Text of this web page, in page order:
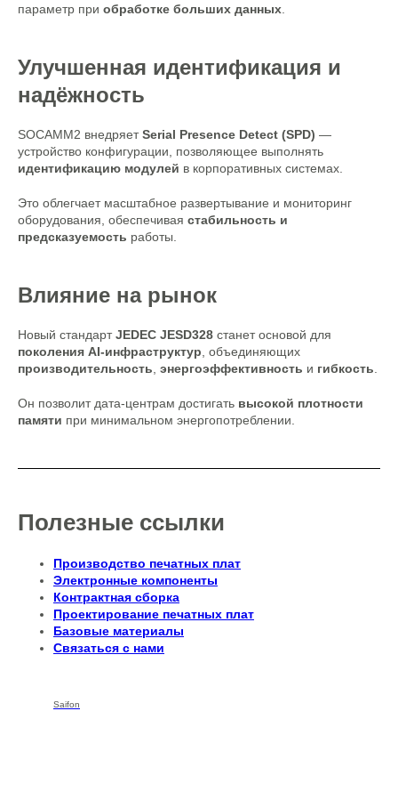
параметр при обработке больших данных
Улучшенная идентификация и
надёжность
SOCAMM2 внедряетSerial Presence Detect (SPD) —
устройство конфигурации, позволяющее выполнять
идентификацию модулей в корпоративных системах.
Это облегчает масштабное развертывание и мониторинг
оборудования, обеспечивая стабильность и
предсказуемость работы.
Влияние на рынок
Новый стандартJEDEC JESD328 станет основой для
поколения AI-инфраструктур , объединяющих
производительность энергоэффективность и гибкость
Он позволит дата-центрам достигать высокой плотности
памяти при минимальном энергопотреблении.
Полезные ссылки
Производство печатных плат
Электронные компоненты
Контрактная сборка
Проектирование печатных плат
Базовые материалы
Связаться с нами
Saifon